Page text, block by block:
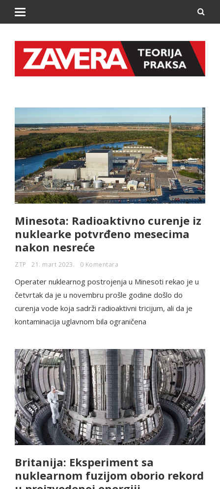
Minesota: Radioaktivno curenje iz
nuklearke potvrđeno mesecima
nakon nesreće
ZTP 21. mart 2023. 0 Komentara
Operater nuklearnog postrojenja u Minesoti rekao je u
četvrtak da je u novembru prošle godine došlo do
curenja vode koja sadrži radioaktivni tricijum, ali da je
kontaminacija uglavnom bila ograničena
Britanija: Eksperiment sa
nuklearnom fuzijom oborio rekord